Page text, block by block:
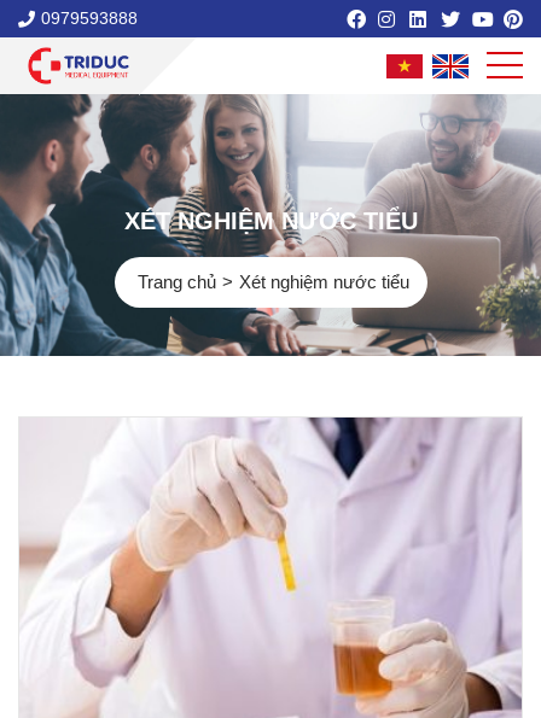
0979593888
XÉT NGHIỆM NƯỚC TIỂU
Trang chủ Xét nghiệm nước tiểu